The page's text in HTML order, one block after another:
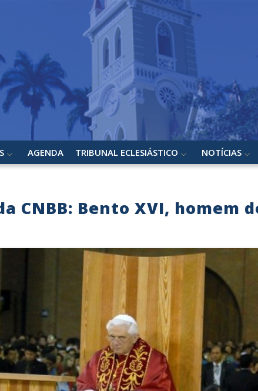
AGENDA TRIBUNAL ECLESIÁSTICO NOTÍCIAS
CNBB: Bento XVI, homem